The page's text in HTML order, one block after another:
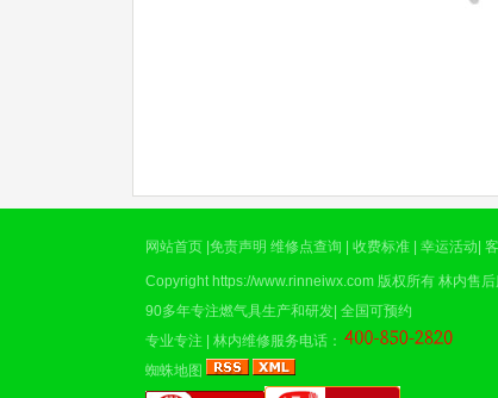
网站首页 免责声明 维修点查询 收费标准 幸运活动
Copyright https://www.rinneiwx.com 版权所有 林内售后
90多年专注燃气具生产和研发| 全国可预约
专业专注 | 林内维修服务电话 ：
蜘蛛地图